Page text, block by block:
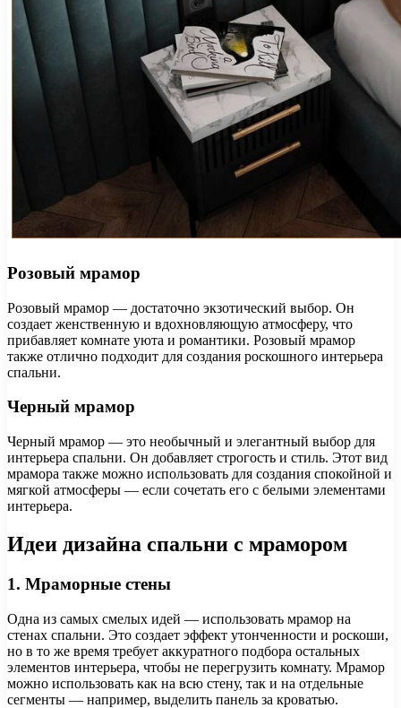
Розовый мрамор
Розовый мрамор — достаточно экзотический выбор. Он
создает женственную и вдохновляющую атмосферу, что
прибавляет комнате уюта и романтики. Розовый мрамор
также отлично подходит для создания роскошного интерьера
спальни.
Черный мрамор
Черный мрамор — это необычный и элегантный выбор для
интерьера спальни. Он добавляет строгость и стиль. Этот вид
мрамора также можно использовать для создания спокойной и
мягкой атмосферы — если сочетать его с белыми элементами
интерьера.
Идеи дизайна спальни с мрамором
1. Мраморные стены
Одна из самых смелых идей — использовать мрамор на
стенах спальни. Это создает эффект утонченности и роскоши,
но в то же время требует аккуратного подбора остальных
элементов интерьера, чтобы не перегрузить комнату. Мрамор
можно использовать как на всю стену, так и на отдельные
сегменты — например, выделить панель за кроватью.